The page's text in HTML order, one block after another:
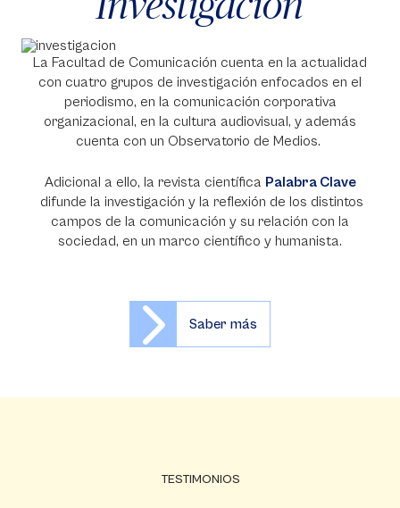
La Facultad de Comunicación cuenta en la actualidad
con cuatro grupos de investigación enfocados en el
periodismo, en la comunicación corporativa
organizacional, en la cultura audiovisual, y además
cuenta con un Observatorio de Medios.
Adicional a ello, la revista científica Palabra Clave
difunde la investigación y la reflexión de los distintos
campos de la comunicación y su relación con la
sociedad, en un marco científico y humanista.
Saber más
TESTIMONIOS